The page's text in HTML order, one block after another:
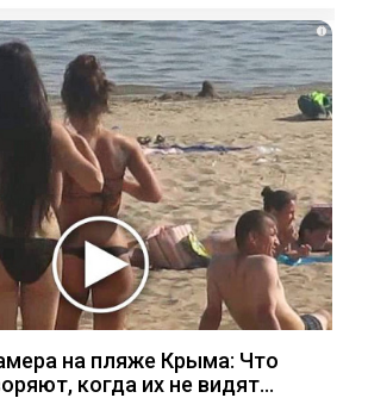
i
на пляже Крыма: Что
когда их не видят...